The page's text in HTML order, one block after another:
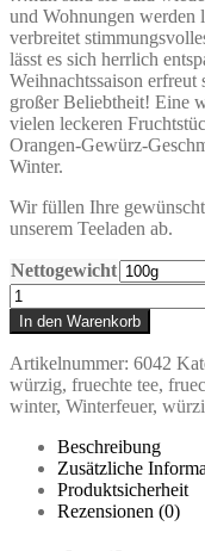
und Wohnungen werden
verbreitet
lässt es sich herrlich
Weihnachtssaison
großer Beliebtheit! Eine
vielen leckeren
Orangen-Gewürz-
Winter.
Wir füllen Ihre
unserem Teeladen ab.
Nettogewicht
Früchte
Tee
Winterfeuer
Menge
In den Warenkorb
Artikelnummer: 6042
würzig, fruechte tee,
winter, Winterfeuer,
Beschreibung
Zusätzliche
Produktsicherheit
Rezensionen (0)